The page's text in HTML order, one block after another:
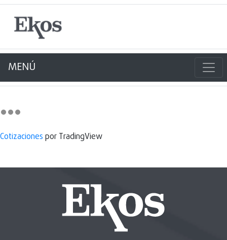
MENÚ
Cotizaciones por TradingView